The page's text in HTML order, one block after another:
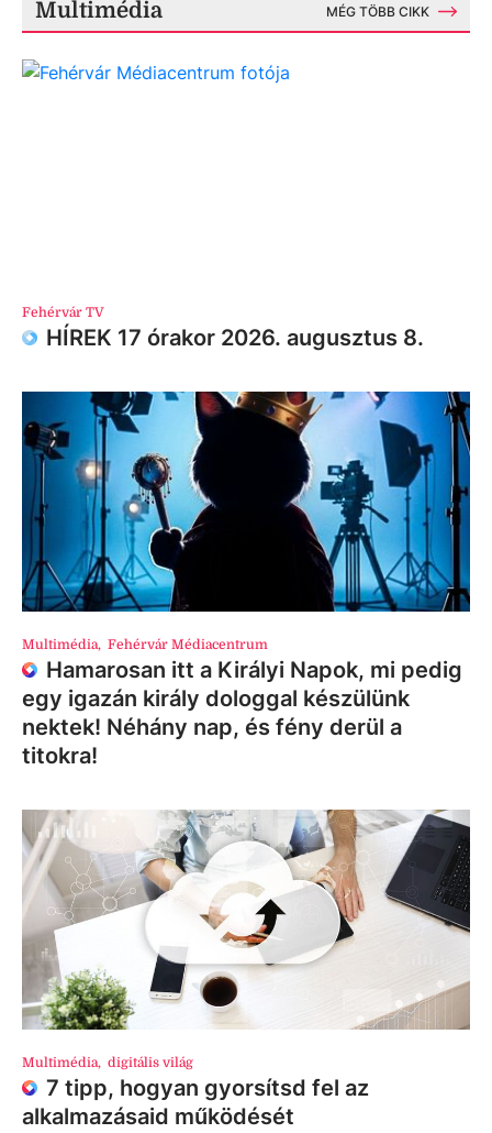
Multimédia MÉG TÖBB CIKK
Fehérvár TV
HÍREK 17 órakor 2026. augusztus 8.
Multimédia, Fehérvár Médiacentrum
Hamarosan itt a Királyi Napok, mi pedig
egy igazán király dologgal készülünk
nektek! Néhány nap, és fény derül a
titokra!
Multimédia, digitális világ
7 tipp, hogyan gyorsítsd fel az
alkalmazásaid működését